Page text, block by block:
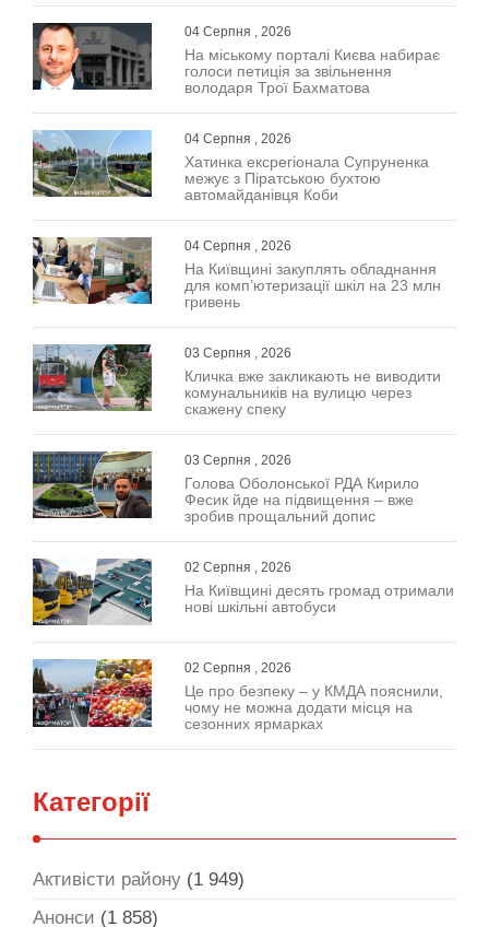
04 Серпня , 2026
На міському порталі Києва набирає
голоси петиція за звільнення
володаря Трої Бахматова
04 Серпня , 2026
Хатинка ексрегіонала Супруненка
межує з Піратською бухтою
автомайданівця Коби
04 Серпня , 2026
На Київщині закуплять обладнання
для комп’ютеризації шкіл на 23 млн
гривень
03 Серпня , 2026
Кличка вже закликають не виводити
комунальників на вулицю через
скажену спеку
03 Серпня , 2026
Голова Оболонської РДА Кирило
Фесик йде на підвищення – вже
зробив прощальний допис
02 Серпня , 2026
На Київщині десять громад отримали
нові шкільні автобуси
02 Серпня , 2026
Це про безпеку – у КМДА пояснили,
чому не можна додати місця на
сезонних ярмарках
Категорії
Активісти району (1 949)
Анонси (1 858)